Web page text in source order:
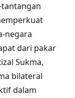
negara
dari pakar
Sukma,
bilateral
dalam